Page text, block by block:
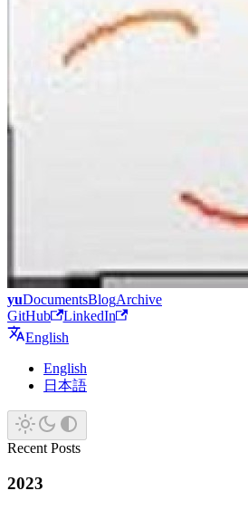
yuDocumentsBlogArchive
GitHub
LinkedIn
English
English
日本語
Recent Posts
2023